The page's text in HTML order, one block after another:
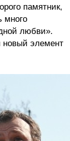
памятник,
много
любви».
новый элемент